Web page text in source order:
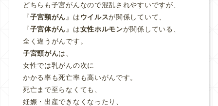
どちらも子宮がんなので混乱されやすいですが、
『子宮頸がん 』はウイルスが関係していて、
『子宮体がん 』は女性ホルモンが関係している、
全く違うがんです。
子宮頸がんは、
女性では乳がんの次に
かかる率も死亡率も高いがんです。
死亡まで至らなくても、
妊娠・出産できなくなったり、